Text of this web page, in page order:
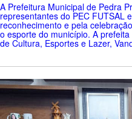
A Prefeitura Municipal de Pedra
representantes do PEC FUTSAL
reconhecimento e pela
o esporte do município. A
de Cultura, Esportes e Lazer,